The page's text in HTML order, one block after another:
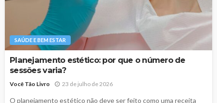
SAÚDE E BEM ESTAR
Planejamento estético: por que o número de
sessões varia?
Você Tão Livro 23 de julho de 2026
O planejamento estético não deve ser feito como uma receita